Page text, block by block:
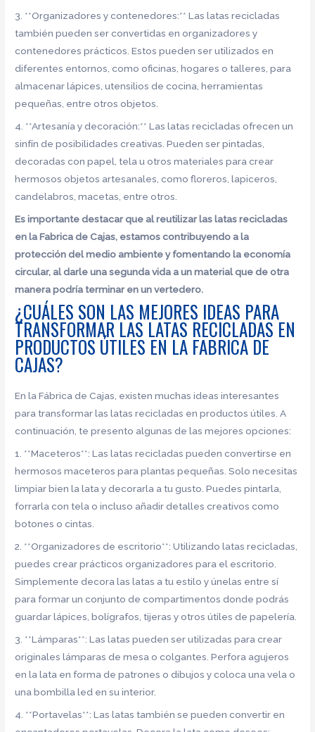
3. **Organizadores y contenedores:** Las latas recicladas
también pueden ser convertidas en organizadores y
contenedores prácticos. Estos pueden ser utilizados en
diferentes entornos, como oficinas, hogares o talleres, para
almacenar lápices, utensilios de cocina, herramientas
pequeñas, entre otros objetos.
4. **Artesanía y decoración:** Las latas recicladas ofrecen un
sinfín de posibilidades creativas. Pueden ser pintadas,
decoradas con papel, tela u otros materiales para crear
hermosos objetos artesanales, como floreros, lapiceros,
candelabros, macetas, entre otros.
Es importante destacar que al reutilizar las latas recicladas
en la Fabrica de Cajas, estamos contribuyendo a la
protección del medio ambiente y fomentando la economía
circular, al darle una segunda vida a un material que de otra
manera podría terminar en un vertedero.
¿CUÁLES SON LAS MEJORES IDEAS PARA
TRANSFORMAR LAS LATAS RECICLADAS EN
PRODUCTOS ÚTILES EN LA FABRICA DE
CAJAS?
En la Fábrica de Cajas, existen muchas ideas interesantes
para transformar las latas recicladas en productos útiles. A
continuación, te presento algunas de las mejores opciones:
1. **Maceteros**: Las latas recicladas pueden convertirse en
hermosos maceteros para plantas pequeñas. Solo necesitas
limpiar bien la lata y decorarla a tu gusto. Puedes pintarla,
forrarla con tela o incluso añadir detalles creativos como
botones o cintas.
2. **Organizadores de escritorio**: Utilizando latas recicladas,
puedes crear prácticos organizadores para el escritorio.
Simplemente decora las latas a tu estilo y únelas entre sí
para formar un conjunto de compartimentos donde podrás
guardar lápices, bolígrafos, tijeras y otros útiles de papelería.
3. **Lámparas**: Las latas pueden ser utilizadas para crear
originales lámparas de mesa o colgantes. Perfora agujeros
en la lata en forma de patrones o dibujos y coloca una vela o
una bombilla led en su interior.
4. **Portavelas**: Las latas también se pueden convertir en